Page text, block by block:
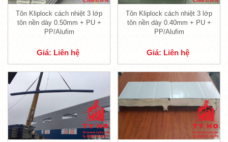
Tôn Kliplock cách nhiệt 3 lớp, 2 sóng
1.1. Lớp trên cùng tôn Kliplock cách
Tôn Kliplock cách nhiệt 3 lớp
tôn nền dày 0.50mm + PU +
PP/Alufim
Giá: Liên hệ
Tôn Kliplock cách nhiệt 3 lớp
tôn nền dày 0.40mm + PU +
PP/Alufim
Giá: Liên hệ